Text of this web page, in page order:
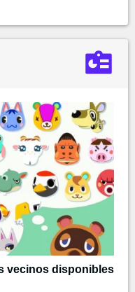
vecinos disponibles